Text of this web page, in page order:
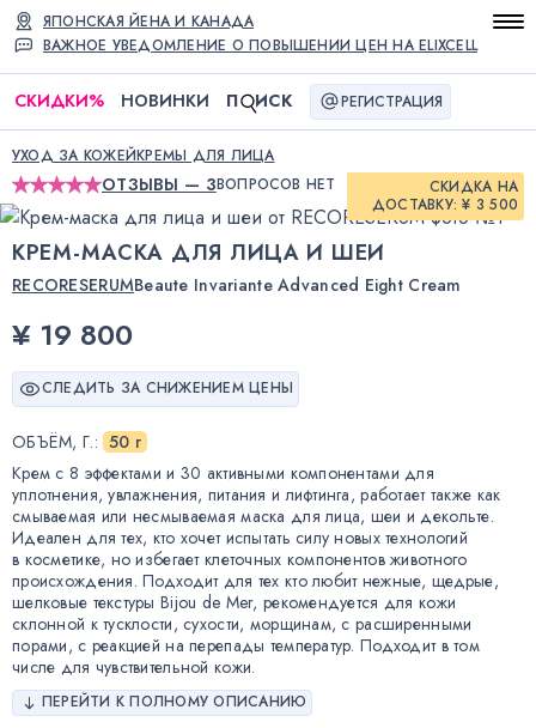
ВАЖНОЕ УВЕДОМЛЕНИЕ О ПОВЫШЕНИИ ЦЕН НА ELIXCELL
ЯПОНСКАЯ ЙЕНА И КАНАДА
СКИДКИ% НОВИНКИ П ИСК РЕГИСТРАЦИЯ
УХОД ЗА КОЖЕЙКРЕМЫ ДЛЯ ЛИЦА
ОТЗЫВЫ — 3ВОПРОСОВ НЕТ
СКИДКА НА
ДОСТАВКУ: ¥ 3 500
КРЕМ-МАСКА ДЛЯ ЛИЦА И ШЕИ
RECORESERUMBeaute Invariante Advanced Eight Cream
¥ 19 800
СЛЕДИТЬ ЗА СНИЖЕНИЕМ ЦЕНЫ
ОБЪЁМ, Г.: 50 г
Крем с 8 эффектами и 30 активными компонентами для
уплотнения, увлажнения, питания и лифтинга, работает также как
смываемая или несмываемая маска для лица, шеи и декольте.
Идеален для тех, кто хочет испытать силу новых технологий
в косметике, но избегает клеточных компонентов животного
происхождения. Подходит для тех кто любит нежные, щедрые,
шелковые текстуры Bijou de Mer, рекомендуется для кожи
склонной к тусклости, сухости, морщинам, с расширенными
порами, с реакцией на перепады температур. Подходит в том
числе для чувствительной кожи.
ПЕРЕЙТИ К ПОЛНОМУ ОПИСАНИЮ